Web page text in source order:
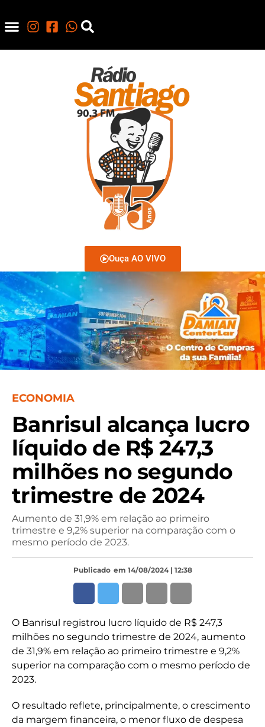
Ouça AO VIVO
ECONOMIA
Banrisul alcança lucro
líquido de R$ 247,3
milhões no segundo
trimestre de 2024
Aumento de 31,9% em relação ao primeiro
trimestre e 9,2% superior na comparação com o
mesmo período de 2023.
Publicado em 14/08/2024 | 12:38
O Banrisul registrou lucro líquido de R$ 247,3
milhões no segundo trimestre de 2024, aumento
de 31,9% em relação ao primeiro trimestre e 9,2%
superior na comparação com o mesmo período de
2023.
O resultado reflete, principalmente, o crescimento
da margem financeira, o menor fluxo de despesa